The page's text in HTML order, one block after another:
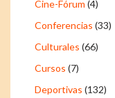
Cine-Fórum (4)
Conferencias (33)
Culturales (66)
Cursos (7)
Deportivas (132)